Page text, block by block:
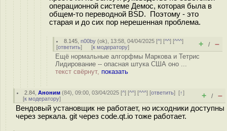
операционной системе Демос, которая была в
общем-то переводной BSD. Поэтому - это
старая и до сих пор нерешенная проблема.
8.145 ,n00by (ok), 13:58, 04/04/2025 [^] [^^] [^^^]
[ответить] [к модератору] + / –
Ещё нормальные алгорфмы Маркова и Тетрис
Лидирование -- опасная штука США оно ...
текст свёрнут, показать
2.84 ,Аноним (84), 09:00, 03/04/2025 [^] [^^] [^^^] [ответить][↑]
[к модератору] + / –
Вендовый установщик не работает, но исходники доступны
через зеркала. git через code.qt.io тоже работает.